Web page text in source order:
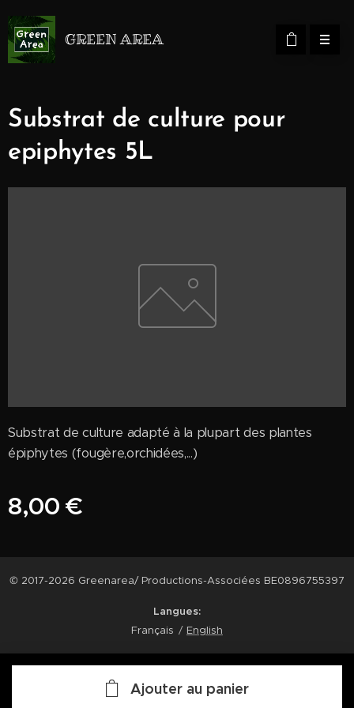
GREEN AREA
Substrat de culture pour
epiphytes 5L
Substrat de culture adapté à la plupart des plantes
épiphytes (fougère,orchidées,...)
8,00 €
Ajouter au panier
© 2017-2026 Greenarea/ Productions-Associées BE0896755397
Langues
Français
English